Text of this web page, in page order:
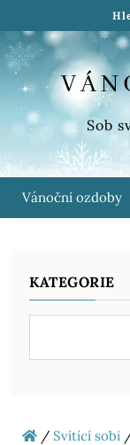
Sob
Vánoční ozdoby
KATEGORIE
/ Svítící sobi